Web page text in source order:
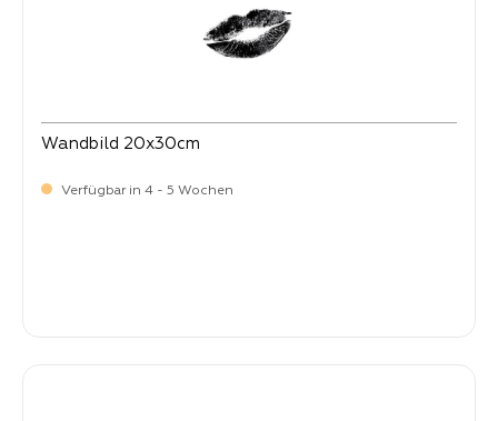
Wandbild 20x30cm
Verfügbar in 4 - 5 Wochen